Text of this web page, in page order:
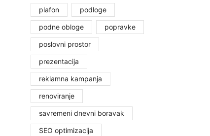
plafon podloge
podne obloge popravke
poslovni prostor
prezentacija
reklamna kampanja
renoviranje
savremeni dnevni boravak
SEO optimizacija